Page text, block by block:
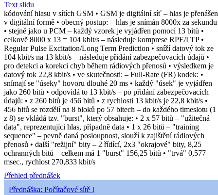
Text slidu
kódování hlasu v sítích GSM • GSM je digitální síť – hlas je přenášen
v digitální formě • obecný postup: – hlas je snímán 8000x za sekundu
• stejně jako u PCM – každý vzorek je vyjádřen pomocí 13 bitů •
celkově 8000 x 13 = 104 kbit/s – následuje komprese RPE/LTP •
Regular Pulse Excitation/Long Term Prediction • sníží datový tok ze
104 kbit/s na 13 kbit/s – následuje přidání zabezpečovacích údajů •
pro detekci a korekci chyb během rádiových přenosů • výsledkem je
datový tok 22,8 kbit/s • ve skutečnosti: – Full-Rate (FR) kodek: •
snímají se "úseky" hovoru dlouhé 20 ms • každý "úsek" je vyjádřen
jako 260 bitů • odpovídá to 13 kbit/s – po přidání zabezpečovacích
údajů: • z 260 bitů je 456 bitů • z rychlosti 13 kbit/s je 22,8 kbit/s •
456 bitů se rozdělí na 8 bloků po 57 bitech – do každého timeslotu (1
z 8) se vkládá tzv. "burst", který obsahuje: • 2 x 57 bitů – "užitečná
data", reprezentujíci hlas, případně data • 1 x 26 bitů – "training
sequence" – pevně daná posloupnost, slouží k zajištění rádiových
přenosů • další "režijní" bity – 2 řídící, 2x3 "okrajové" bity, 8,25
ochranných bitů – celkem má 1 "burst" 156,25 bitů • "trvá" 0,577
msec., rychlost 270,833 kbit/s
Přehled přednášek
Přednáška: Počítačové sítě I